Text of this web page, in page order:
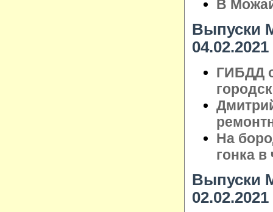
В
Выпуски
04.02.2021
ГИБДД
На
гонка
Выпуски
02.02.2021